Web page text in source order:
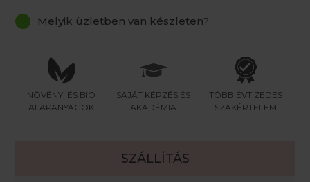
Melyik üzletben van készleten?
NÖVÉNYI ÉS BIO
ALAPANYAGOK
SAJÁT KÉPZÉS ÉS
AKADÉMIA
TÖBB ÉVTIZEDES
SZAKÉRTELEM
SZÁLLÍTÁS